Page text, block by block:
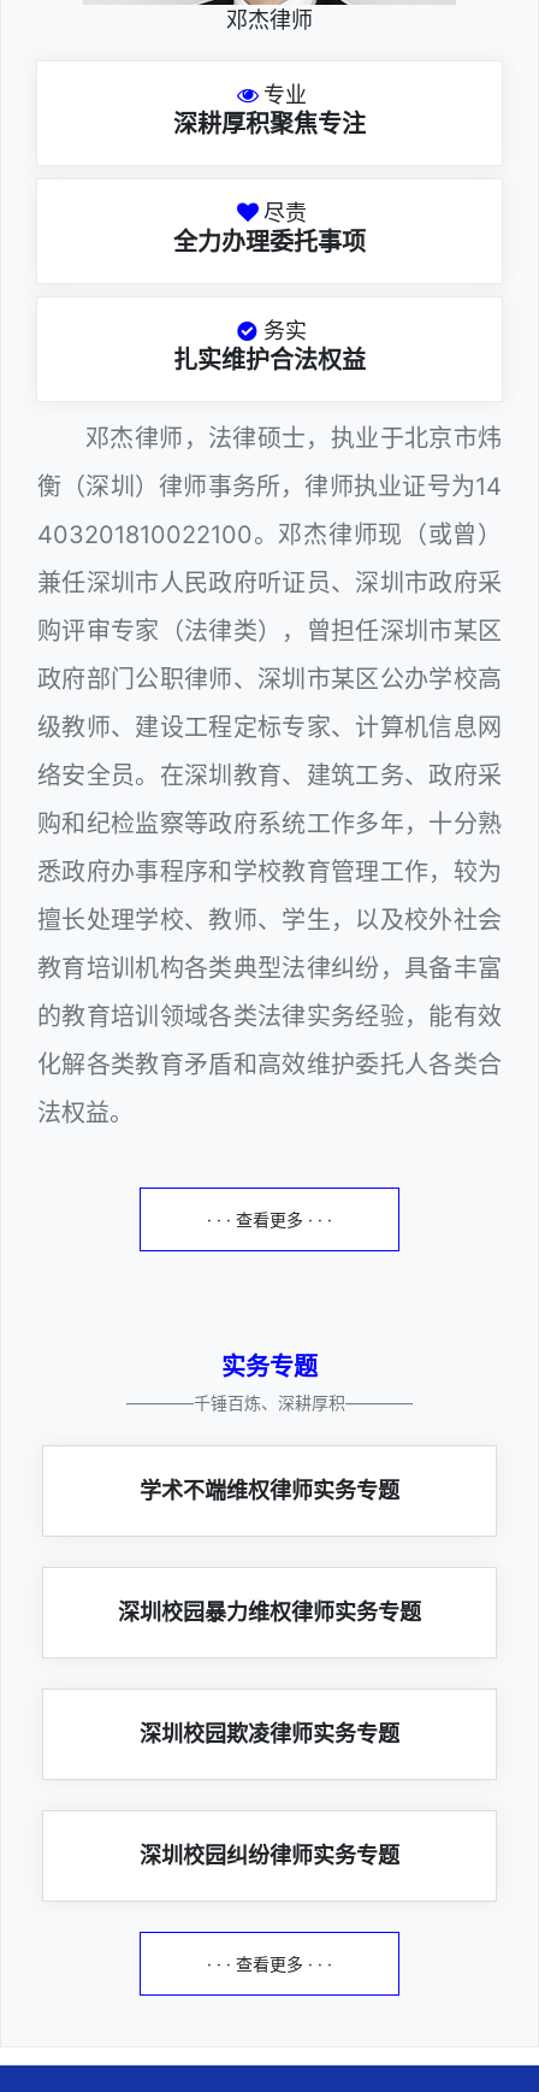
邓杰律师
专业
深耕厚积聚焦专注
尽责
全力办理委托事项
务实
扎实维护合法权益
邓杰律师，法律硕士，执业于北京市炜
衡（深圳）律师事务所，律师执业证号为14
403201810022100。邓杰律师现（或曾）
兼任深圳市人民政府听证员、深圳市政府采
购评审专家（法律类），曾担任深圳市某区
政府部门公职律师、深圳市某区公办学校高
级教师、建设工程定标专家、计算机信息网
络安全员。在深圳教育、建筑工务、政府采
购和纪检监察等政府系统工作多年，十分熟
悉政府办事程序和学校教育管理工作，较为
擅长处理学校、教师、学生，以及校外社会
教育培训机构各类典型法律纠纷，具备丰富
的教育培训领域各类法律实务经验，能有效
化解各类教育矛盾和高效维护委托人各类合
法权益。
· · · 查看更多 · · ·
实务专题
————千锤百炼、深耕厚积————
学术不端维权律师实务专题
深圳校园暴力维权律师实务专题
深圳校园欺凌律师实务专题
深圳校园纠纷律师实务专题
· · · 查看更多 · · ·